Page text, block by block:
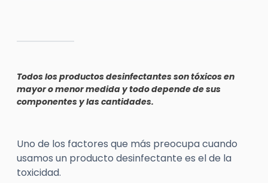
Todos los productos desinfectantes son tóxicos en
mayor o menor medida y todo depende de sus
componentes y las cantidades.
Uno de los factores que más preocupa cuando
usamos un producto desinfectante es el de la
toxicidad.